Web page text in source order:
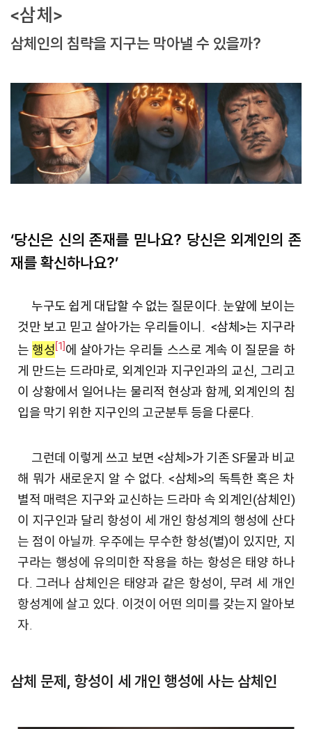
<삼체>
삼체인의 침략을 지구는 막아낼 수 있을까?
‘당신은 신의 존재를 믿나요? 당신은 외계인의 존
재를 확신하나요?’
누구도 쉽게 대답할 수 없는 질문이다. 눈앞에 보이는
것만 보고 믿고 살아가는 우리들이니. <삼체>는 지구라
는행성[1]에 살아가는 우리들 스스로 계속 이 질문을 하
게 만드는 드라마로, 외계인과 지구인과의 교신, 그리고
이 상황에서 일어나는 물리적 현상과 함께, 외계인의 침
입을 막기 위한 지구인의 고군분투 등을 다룬다.
그런데 이렇게 쓰고 보면 <삼체>가 기존 SF물과 비교
해 뭐가 새로운지 알 수 없다. <삼체>의 독특한 혹은 차
별적 매력은 지구와 교신하는 드라마 속 외계인(삼체인)
이 지구인과 달리 항성이 세 개인 항성계의 행성에 산다
는 점이 아닐까. 우주에는 무수한 항성(별)이 있지만, 지
구라는 행성에 유의미한 작용을 하는 항성은 태양 하나
다. 그러나 삼체인은 태양과 같은 항성이, 무려 세 개인
항성계에 살고 있다. 이것이 어떤 의미를 갖는지 알아보
자.
삼체 문제, 항성이 세 개인 행성에 사는 삼체인